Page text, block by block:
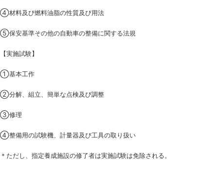
④材料及び燃料油脂の性質及び用法
⑤保安基準その他の自動車の整備に関する法規
【実施試験】
①基本工作
②分解、組立、簡単な点検及び調整
③修理
④整備用の試験機、計量器及び工具の取り扱い
＊ただし、指定養成施設の修了者は実施試験は免除される。